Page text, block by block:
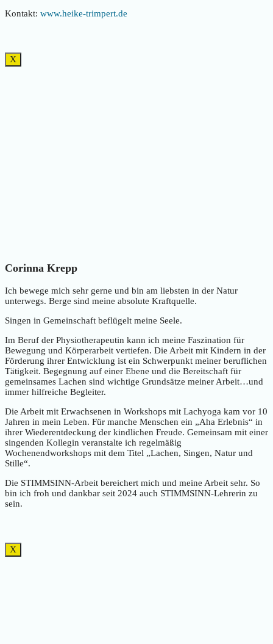
Kontakt: www.heike-trimpert.de
X
Corinna Krepp
Ich bewege mich sehr gerne und bin am liebsten in der Natur
unterwegs. Berge sind meine absolute Kraftquelle.
Singen in Gemeinschaft beflügelt meine Seele.
Im Beruf der Physiotherapeutin kann ich meine Faszination für
Bewegung und Körperarbeit vertiefen. Die Arbeit mit Kindern in der
Förderung ihrer Entwicklung ist ein Schwerpunkt meiner beruflichen
Tätigkeit. Begegnung auf einer Ebene und die Bereitschaft für
gemeinsames Lachen sind wichtige Grundsätze meiner Arbeit…und
immer hilfreiche Begleiter.
Die Arbeit mit Erwachsenen in Workshops mit Lachyoga kam vor 10
Jahren in mein Leben. Für manche Menschen ein „Aha Erlebnis“ in
ihrer Wiederentdeckung der kindlichen Freude. Gemeinsam mit einer
singenden Kollegin veranstalte ich regelmäßig
Wochenendworkshops mit dem Titel „Lachen, Singen, Natur und
Stille“.
Die STIMMSINN-Arbeit bereichert mich und meine Arbeit sehr. So
bin ich froh und dankbar seit 2024 auch STIMMSINN-Lehrerin zu
sein.
X